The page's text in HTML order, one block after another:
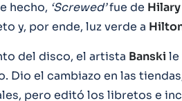
hecho, ‘Screwed’fue de
y, por ende, luz verde a
del disco, el artista Banski le
Dio el cambiazo en las
pero editó los libretos e